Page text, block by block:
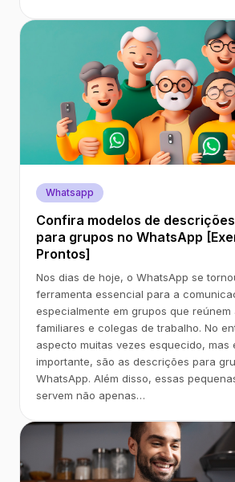
Whatsapp
Confira modelos de
para grupos no WhatsApp
Prontos]
Nos dias de hoje, o WhatsApp se
ferramenta essencial para a
especialmente em grupos que reúnem
familiares e colegas de trabalho. No
aspecto muitas vezes esquecido, mas
importante, são as descrições para
WhatsApp. Além disso, essas
servem não apenas…